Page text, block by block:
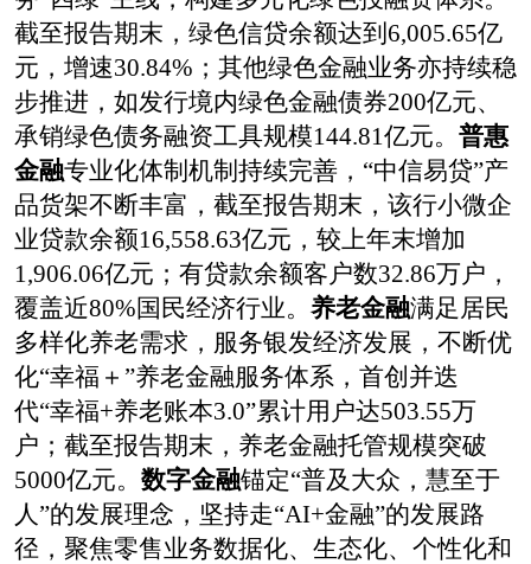
截至报告期末，绿色信贷余额达到 6,005.65亿
元，增速30.84% ；其他绿色金融业务亦持续稳
步推进，如发行境内绿色金融债券200亿元、
承销绿色债务融资工具规模144.81亿元。 普惠
金融专业化体制机制 持续完善，“中信易贷”产
品货架不断丰富， 截至报告期末，该行小微企
业贷款余额16,558.63亿元，较上年末增加
1,906.06亿元；有贷款余额客户数32.86万户，
覆盖近80%国民经济行业。 养老金融满足居民
多样化养老需求，服务银发经济发展，不断优
化“幸福＋”养老金融服务体系，首创并迭
代“幸福+养老账本3.0”累计用户达503.55万
户 ； 截至报告期末， 养老金融托管规模突破
5000亿元。 数字金融锚定“普及大众，慧至于
人”的发展理念，坚持走“AI+金融”的发展路
径，聚焦零售业务数据化、生态化、个性化和